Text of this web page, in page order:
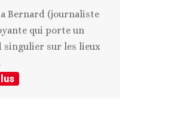
Bernard (journaliste
qui porte un
singulier sur les lieux